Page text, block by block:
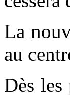
La
au
Dès les